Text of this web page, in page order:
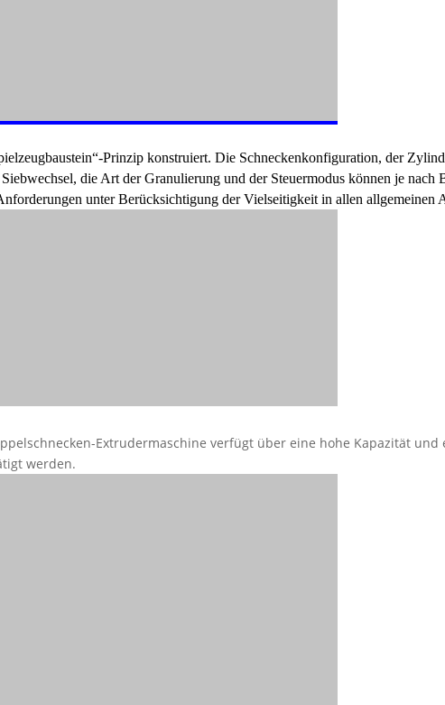
Prinzip konstruiert. Die Schneckenkonfiguration, der
die Art der Granulierung und der Steuermodus können je nach
unter Berücksichtigung der Vielseitigkeit in allen allgemeinen
Extrudermaschine verfügt über eine hohe Kapazität und
werden.